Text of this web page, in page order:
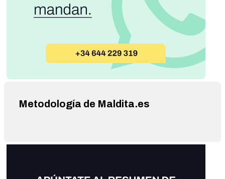
Metodología de Maldita.es